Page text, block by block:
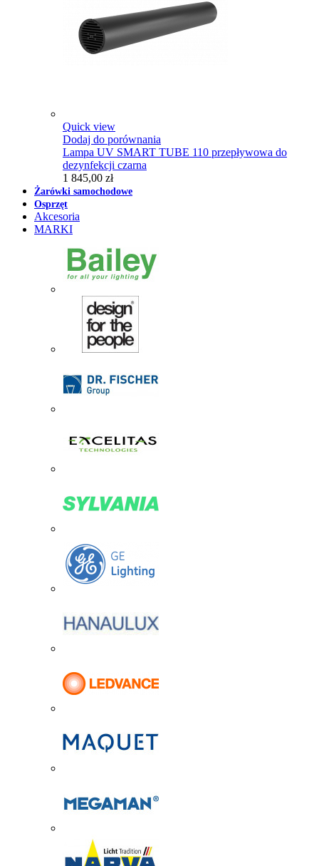
Quick view
Dodaj do porównania
Lampa UV SMART TUBE 110 przepływowa do
dezynfekcji czarna
1 845,00 zł
Żarówki samochodowe
Osprzęt
Akcesoria
MARKI